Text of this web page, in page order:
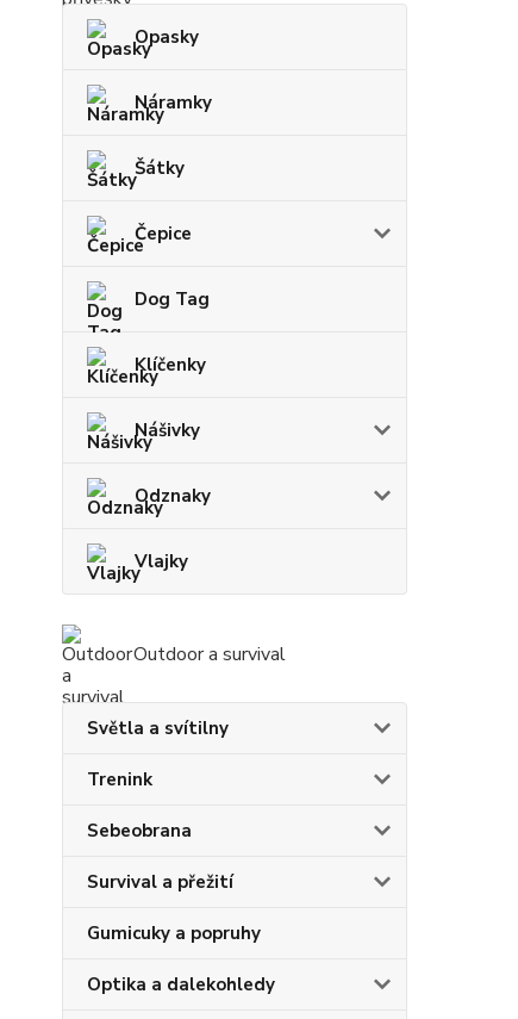
Opasky
Náramky
Šátky
Čepice
Dog Tag
Klíčenky
Nášivky
Odznaky
Vlajky
Outdoor a survival
Světla a svítilny
Trenink
Sebeobrana
Survival a přežití
Gumicuky a popruhy
Optika a dalekohledy